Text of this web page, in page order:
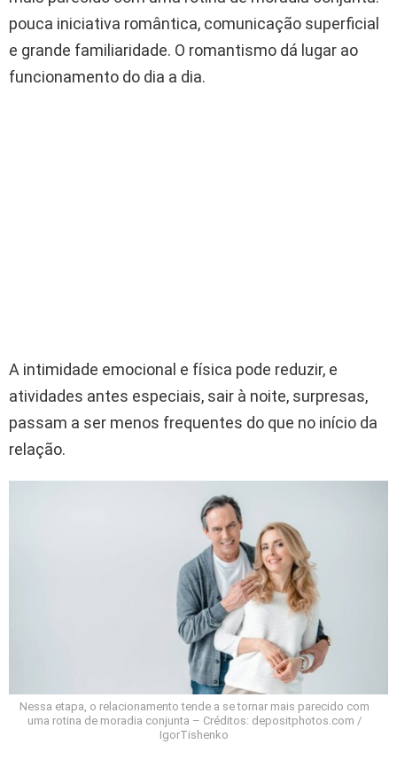
pouca iniciativa romântica, comunicação superficial
e grande familiaridade. O romantismo dá lugar ao
funcionamento do dia a dia.
A intimidade emocional e física pode reduzir, e
atividades antes especiais, sair à noite, surpresas,
passam a ser menos frequentes do que no início da
relação.
Nessa etapa, o relacionamento tende a se tornar mais parecido com
uma rotina de moradia conjunta – Créditos: depositphotos.com /
IgorTishenko